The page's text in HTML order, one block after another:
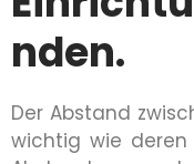
nden.
Der Abstand
wichtig wie deren